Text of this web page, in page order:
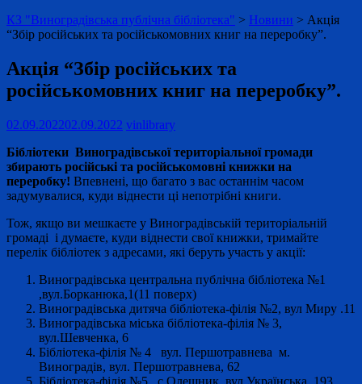
КЗ "Виноградівська публічна бібліотека" > Новини > Акція
“Збір російських та російськомовних книг на переробку”.
Акція “Збір російських та
російськомовних книг на переробку”.
02.09.202202.09.2022 vinlibrary
Бібліотеки Виноградівської територіальної громади
збирають російські та російськомовні книжки на
переробку! Впевнені, що багато з вас останнім часом
задумувалися, куди віднести ці непотрібні книги.
Тож, якщо ви мешкаєте у Виноградівській територіальній
громаді і думаєте, куди віднести свої книжки, тримайте
перелік бібліотек з адресами, які беруть участь у акції:
Виноградівська центральна публічна бібліотека №1
,вул.Борканюка,1(11 поверх)
Виноградівська дитяча бібліотека-філія №2, вул Миру .11
Виноградівська міська бібліотека-філія № 3,
вул.Шевченка, 6
Бібліотека-філія № 4 вул. Першотравнева м.
Виноградів, вул. Першотравнева, 62
Бібліотека-філія №5 . с.Олешник, вул.Українська, 193